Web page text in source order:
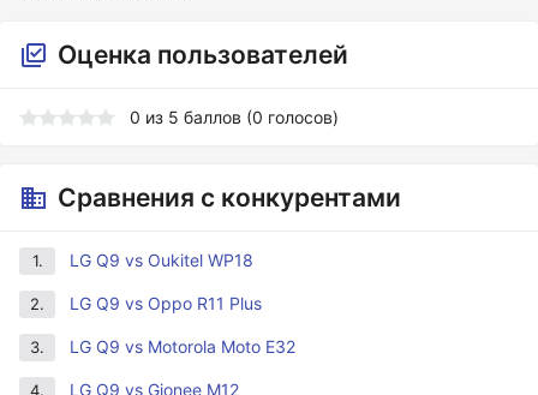
Оценка пользователей
0 из 5 баллов (0 голосов)
Сравнения с конкурентами
1. LG Q9 vs Oukitel WP18
2. LG Q9 vs Oppo R11 Plus
3. LG Q9 vs Motorola Moto E32
4. LG Q9 vs Gionee M12